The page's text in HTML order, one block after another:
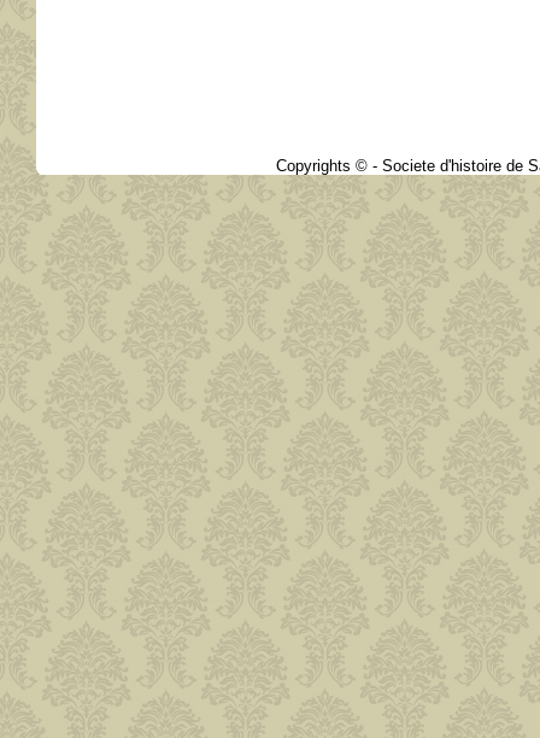
Copyrights © - Societe d'histoire de